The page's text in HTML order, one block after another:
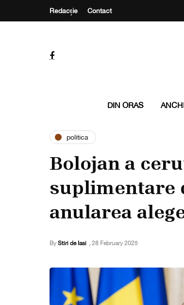
Redacție Contact
DIN ORAS
politica
Bolojan a
suplimentare
anularea
By Stiri de Iasi , 28 February 2025